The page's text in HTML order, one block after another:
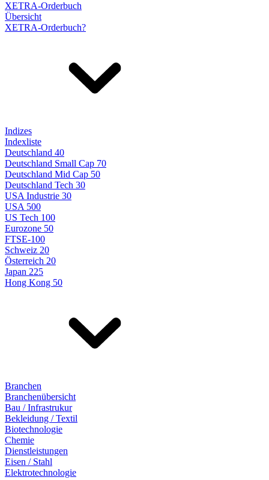
XETRA-Orderbuch
Übersicht
XETRA-Orderbuch?
Indizes
Indexliste
Deutschland 40
Deutschland Small Cap 70
Deutschland Mid Cap 50
Deutschland Tech 30
USA Industrie 30
USA 500
US Tech 100
Eurozone 50
FTSE-100
Schweiz 20
Österreich 20
Japan 225
Hong Kong 50
Branchen
Branchenübersicht
Bau / Infrastrukur
Bekleidung / Textil
Biotechnologie
Chemie
Dienstleistungen
Eisen / Stahl
Elektrotechnologie